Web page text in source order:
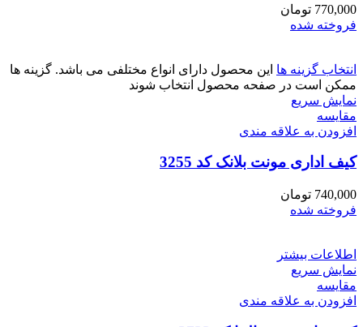
770,000 تومان
فروخته شده
انتخاب گزینه ها این محصول دارای انواع مختلفی می باشد. گزینه ها
ممکن است در صفحه محصول انتخاب شوند
نمایش سریع
مقايسه
افزودن به علاقه مندی
کیف اداری مونت بلانک کد 3255
740,000 تومان
فروخته شده
اطلاعات بیشتر
نمایش سریع
مقايسه
افزودن به علاقه مندی